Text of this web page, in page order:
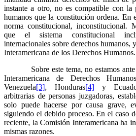
instante a otro, no es compatible con la
humanos que la constitución ordena. En
norma constitucional, inconstitucional.
que el sistema constitucional
internacionales sobre derechos humanos,
Interamericana de los Derechos Humanos.
Sobre este tema, no estamos ante
Interamericana de Derechos
Venezuela[3], Honduras[4] y
arbitrarias de personas juzgadoras,
solo puede hacerse por causa grave,
siguiendo el debido proceso. En el caso
reciente, la Comisión Interamericana ha
mismas razones.